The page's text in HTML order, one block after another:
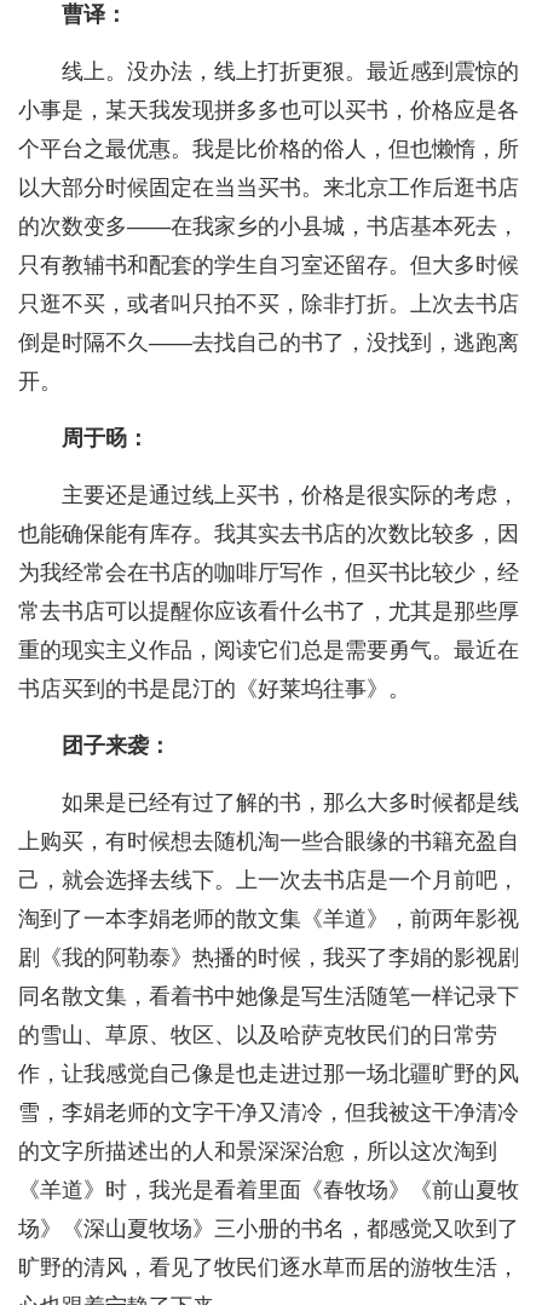
曹译：
线上。没办法，线上打折更狠。最近感到震惊的
小事是，某天我发现拼多多也可以买书，价格应是各
个平台之最优惠。我是比价格的俗人，但也懒惰，所
以大部分时候固定在当当买书。来北京工作后逛书店
的次数变多——在我家乡的小县城，书店基本死去，
只有教辅书和配套的学生自习室还留存。但大多时候
只逛不买，或者叫只拍不买，除非打折。上次去书店
倒是时隔不久——去找自己的书了，没找到，逃跑离
开。
周于旸：
主要还是通过线上买书，价格是很实际的考虑，
也能确保能有库存。我其实去书店的次数比较多，因
为我经常会在书店的咖啡厅写作，但买书比较少，经
常去书店可以提醒你应该看什么书了，尤其是那些厚
重的现实主义作品，阅读它们总是需要勇气。最近在
书店买到的书是昆汀的《好莱坞往事》。
团子来袭：
如果是已经有过了解的书，那么大多时候都是线
上购买，有时候想去随机淘一些合眼缘的书籍充盈自
己，就会选择去线下。上一次去书店是一个月前吧，
淘到了一本李娟老师的散文集《羊道》，前两年影视
剧《我的阿勒泰》热播的时候，我买了李娟的影视剧
同名散文集，看着书中她像是写生活随笔一样记录下
的雪山、草原、牧区、以及哈萨克牧民们的日常劳
作，让我感觉自己像是也走进过那一场北疆旷野的风
雪，李娟老师的文字干净又清冷，但我被这干净清冷
的文字所描述出的人和景深深治愈，所以这次淘到
《羊道》时，我光是看着里面《春牧场》《前山夏牧
场》《深山夏牧场》三小册的书名，都感觉又吹到了
旷野的清风，看见了牧民们逐水草而居的游牧生活，